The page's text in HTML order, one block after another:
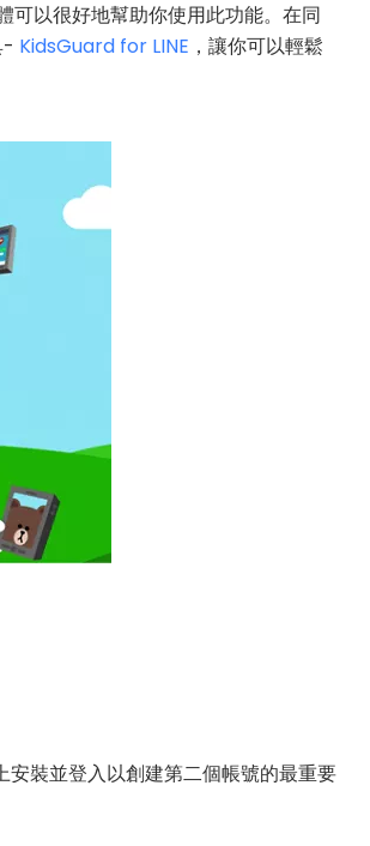
可以很好地幫助你使用此功能。在同
- KidsGuard for LINE ，讓你可以輕鬆
安裝並登入以創建第二個帳號的最重要